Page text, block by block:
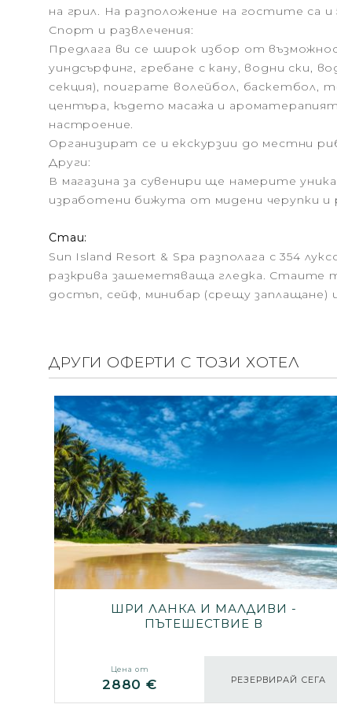
на грил. На разположение на гостите са
Спорт и развлечения:
Предлага ви се широк избор от
уиндсърфинг, гребане с кану, водни ски,
секция), поиграте волейбол, баскетбол,
центъра, където масажа и
настроение.
Организират се и екскурзии до местни
Други:
В магазина за сувенири ще намерите
изработени бижута от мидени черупки и
Стаи:
Sun Island Resort & Spa разполага с 354
разкрива зашеметяваща гледка. Стаите
достъп, сейф, минибар (срещу заплащане)
ДРУГИ ОФЕРТИ С ТОЗИ ХОТЕЛ
ШРИ ЛАНКА И МАЛДИВИ -
ПЪТЕШЕСТВИЕ В
Цена от
2880 € РЕЗЕРВИРАЙ СЕГА